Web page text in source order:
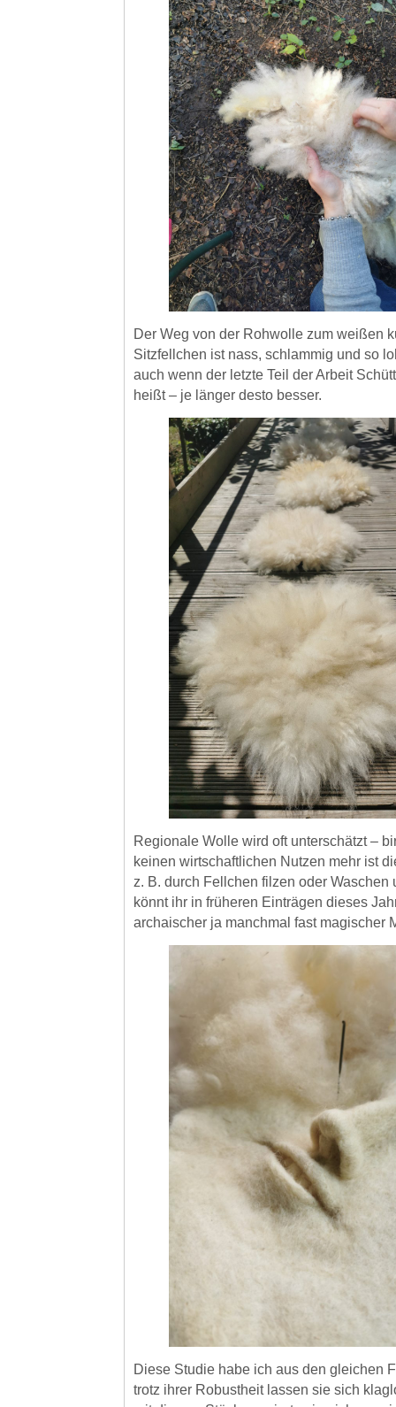
Der Weg von der Rohwolle zum weißen
Sitzfellchen ist nass, schlammig und so
auch wenn der letzte Teil der Arbeit
heißt – je länger desto besser.
Regionale Wolle wird oft unterschätzt –
keinen wirtschaftlichen Nutzen mehr ist
z. B. durch Fellchen filzen oder Waschen
könnt ihr in früheren Einträgen dieses
archaischer ja manchmal fast magischer
Diese Studie habe ich aus den gleichen
trotz ihrer Robustheit lassen sie sich